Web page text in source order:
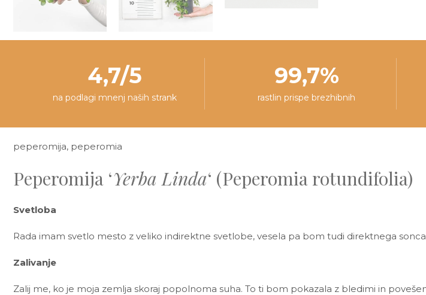
4,7/5
na podlagi mnenj naših strank
99,7%
rastlin prispe brezhibnih
peperomija, peperomia
Peperomija ‘Yerba Linda‘ (Peperomia rotundifolia)
Svetloba
Rada imam svetlo mesto z veliko indirektne svetlobe, vesela pa bom tudi direktnega
Zalivanje
Zalij me, ko je moja zemlja skoraj popolnoma suha. To ti bom pokazala z bledimi in